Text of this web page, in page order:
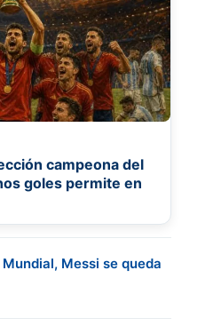
campeona del
goles permite en
Messi se queda